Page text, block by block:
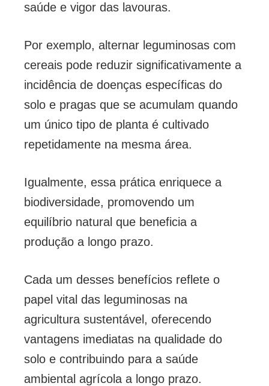
saúde e vigor das lavouras.
Por exemplo, alternar leguminosas com
cereais pode reduzir significativamente a
incidência de doenças específicas do
solo e pragas que se acumulam quando
um único tipo de planta é cultivado
repetidamente na mesma área.
Igualmente, essa prática enriquece a
biodiversidade, promovendo um
equilíbrio natural que beneficia a
produção a longo prazo.
Cada um desses benefícios reflete o
papel vital das leguminosas na
agricultura sustentável, oferecendo
vantagens imediatas na qualidade do
solo e contribuindo para a saúde
ambiental agrícola a longo prazo.